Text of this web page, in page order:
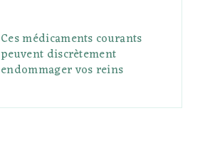
Ces médicaments courants
peuvent discrètement
endommager vos reins